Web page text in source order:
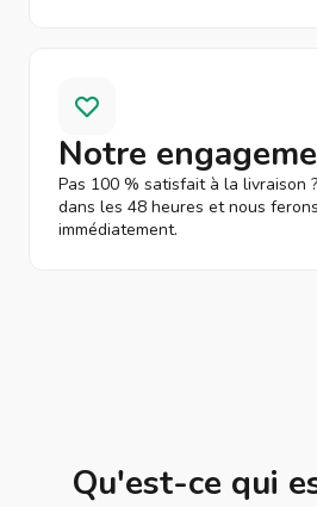
Notre
Pas 100 % satisfait à la livraison
dans les 48 heures et nous
immédiatement.
Qu'est-ce qui